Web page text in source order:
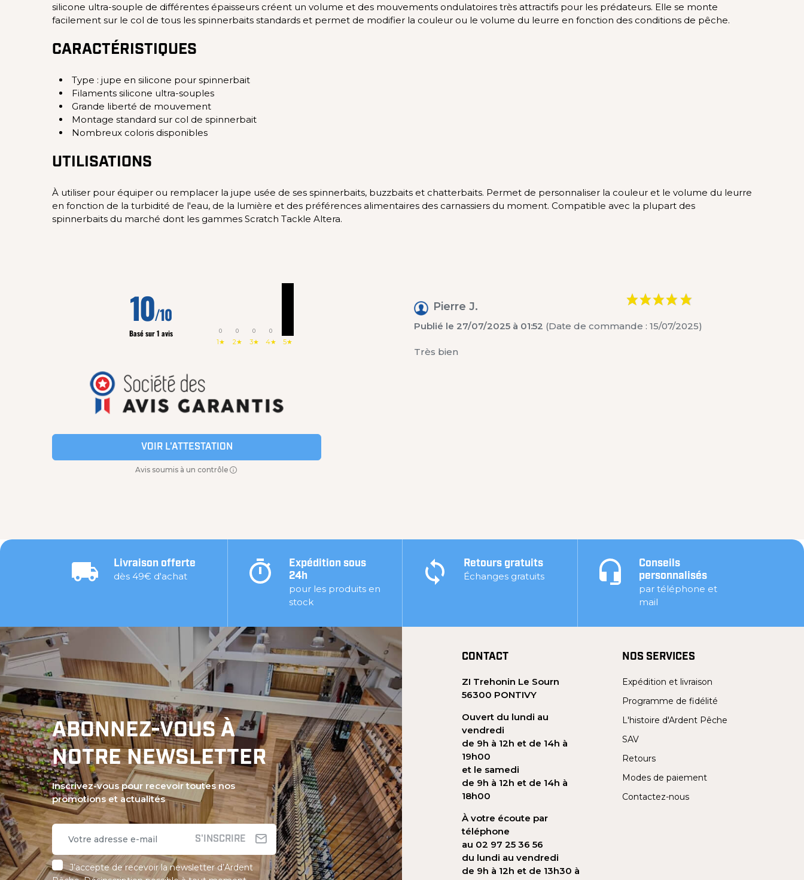
silicone ultra-souple de différentes épaisseurs créent un volume et des mouvements ondulatoires très attractifs pour les prédateurs. Elle se monte
facilement sur le col de tous les spinnerbaits standards et permet de modifier la couleur ou le volume du leurre en fonction des conditions de pêche.
CARACTÉRISTIQUES
Type : jupe en silicone pour spinnerbait
Filaments silicone ultra-souples
Grande liberté de mouvement
Montage standard sur col de spinnerbait
Nombreux coloris disponibles
UTILISATIONS
À utiliser pour équiper ou remplacer la jupe usée de ses spinnerbaits, buzzbaits et chatterbaits. Permet de personnaliser la couleur et le volume du leurre
en fonction de la turbidité de l'eau, de la lumière et des préférences alimentaires des carnassiers du moment. Compatible avec la plupart des
spinnerbaits du marché dont les gammes Scratch Tackle Altera.
10/10
Basé sur 1 avis 0
1★
0
2★
0
3★
0
4★ 5★
VOIR L'ATTESTATION
Avis soumis à un contrôle
Pierre J.
Publié le 27/07/2025 à 01:52 (Date de commande : 15/07/2025)
Très bien
Livraison offerte
dès 49€ d'achat
Expédition sous
24h
pour les produits en
stock
Retours gratuits
Échanges gratuits
Conseils
personnalisés
par téléphone et
mail
ABONNEZ-VOUS À
NOTRE NEWSLETTER
Inscrivez-vous pour recevoir toutes nos
promotions et actualités
S'INSCRIRE
J’accepte de recevoir la newsletter d’Ardent
CONTACT
ZI Trehonin Le Sourn
56300 PONTIVY
Ouvert du lundi au
vendredi
de 9h à 12h et de 14h à
19h00
et le samedi
de 9h à 12h et de 14h à
18h00
À votre écoute par
téléphone
au 02 97 25 36 56
du lundi au vendredi
de 9h à 12h et de 13h30 à
NOS SERVICES
Expédition et livraison
Programme de fidélité
L'histoire d'Ardent Pêche
SAV
Retours
Modes de paiement
Contactez-nous